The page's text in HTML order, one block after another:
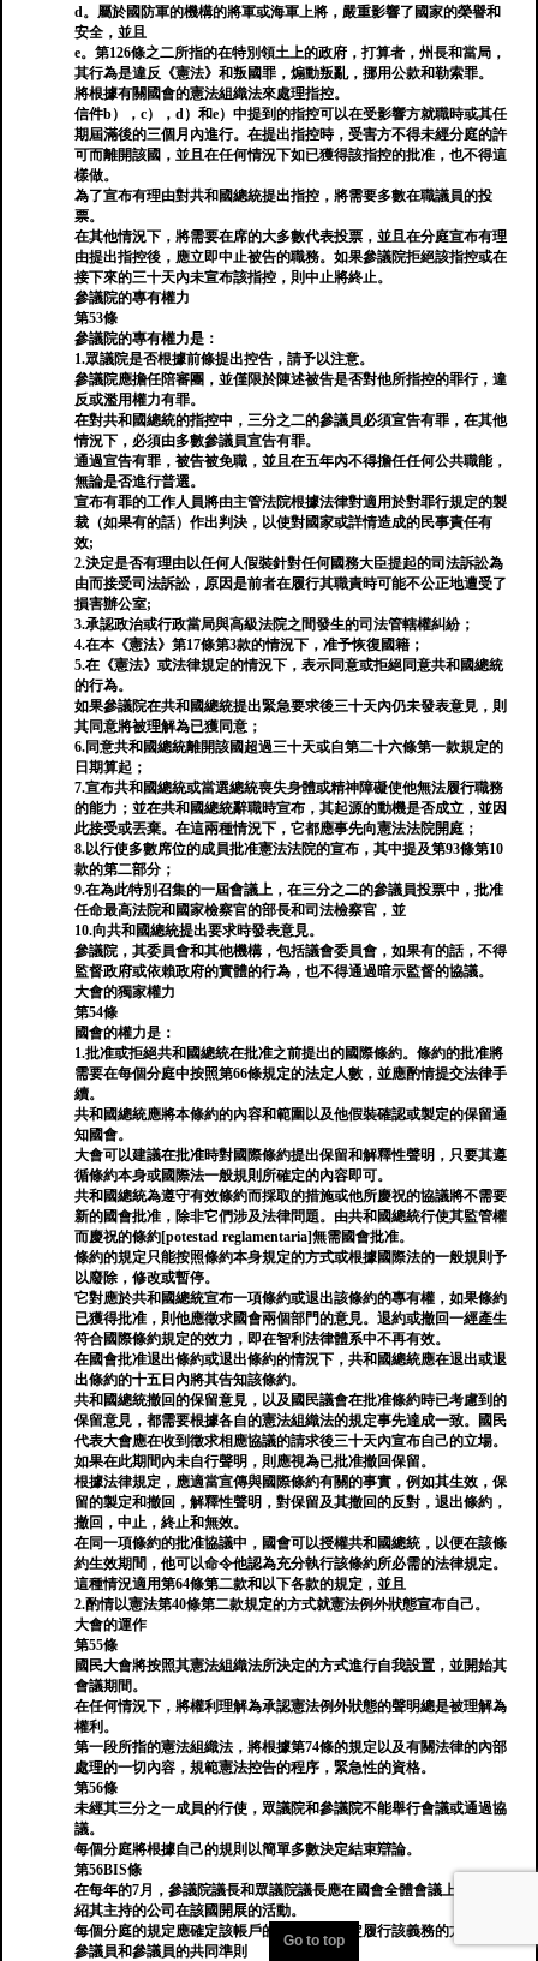
d。屬於國防軍的機構的將軍或海軍上將，嚴重影響了國家的榮譽和
安全，並且
e。第126條之二所指的在特別領土上的政府，打算者，州長和當局，
其行為是違反《憲法》和叛國罪，煽動叛亂，挪用公款和勒索罪。
將根據有關國會的憲法組織法來處理指控。
信件b），c），d）和e）中提到的指控可以在受影響方就職時或其任
期屆滿後的三個月內進行。在提出指控時，受害方不得未經分庭的許
可而離開該國，並且在任何情況下如已獲得該指控的批准，也不得這
樣做。
為了宣布有理由對共和國總統提出指控，將需要多數在職議員的投
票。
在其他情況下，將需要在席的大多數代表投票，並且在分庭宣布有理
由提出指控後，應立即中止被告的職務。如果參議院拒絕該指控或在
接下來的三十天內未宣布該指控，則中止將終止。
參議院的專有權力
第53條
參議院的專有權力是：
1.眾議院是否根據前條提出控告，請予以注意。
參議院應擔任陪審團，並僅限於陳述被告是否對他所指控的罪行，違
反或濫用權力有罪。
在對共和國總統的指控中，三分之二的參議員必須宣告有罪，在其他
情況下，必須由多數參議員宣告有罪。
通過宣告有罪，被告被免職，並且在五年內不得擔任任何公共職能，
無論是否進行普選。
宣布有罪的工作人員將由主管法院根據法律對適用於對罪行規定的製
裁（如果有的話）作出判決，以使對國家或詳情造成的民事責任有
效;
2.決定是否有理由以任何人假裝針對任何國務大臣提起的司法訴訟為
由而接受司法訴訟，原因是前者在履行其職責時可能不公正地遭受了
損害辦公室;
3.承認政治或行政當局與高級法院之間發生的司法管轄權糾紛；
4.在本《憲法》第17條第3款的情況下，准予恢復國籍；
5.在《憲法》或法律規定的情況下，表示同意或拒絕同意共和國總統
的行為。
如果參議院在共和國總統提出緊急要求後三十天內仍未發表意見，則
其同意將被理解為已獲同意；
6.同意共和國總統離開該國超過三十天或自第二十六條第一款規定的
日期算起；
7.宣布共和國總統或當選總統喪失身體或精神障礙使他無法履行職務
的能力；並在共和國總統辭職時宣布，其起源的動機是否成立，並因
此接受或丟棄。在這兩種情況下，它都應事先向憲法法院開庭；
8.以行使多數席位的成員批准憲法法院的宣布，其中提及第93條第10
款的第二部分；
9.在為此特別召集的一屆會議上，在三分之二的參議員投票中，批准
任命最高法院和國家檢察官的部長和司法檢察官，並
10.向共和國總統提出要求時發表意見。
參議院，其委員會和其他機構，包括議會委員會，如果有的話，不得
監督政府或依賴政府的實體的行為，也不得通過暗示監督的協議。
大會的獨家權力
第54條
國會的權力是：
1.批准或拒絕共和國總統在批准之前提出的國際條約。條約的批准將
需要在每個分庭中按照第66條規定的法定人數，並應酌情提交法律手
續。
共和國總統應將本條約的內容和範圍以及他假裝確認或製定的保留通
知國會。
大會可以建議在批准時對國際條約提出保留和解釋性聲明，只要其遵
循條約本身或國際法一般規則所確定的內容即可。
共和國總統為遵守有效條約而採取的措施或他所慶祝的協議將不需要
新的國會批准，除非它們涉及法律問題。由共和國總統行使其監管權
而慶祝的條約[potestad reglamentaria]無需國會批准。
條約的規定只能按照條約本身規定的方式或根據國際法的一般規則予
以廢除，修改或暫停。
它對應於共和國總統宣布一項條約或退出該條約的專有權，如果條約
已獲得批准，則他應徵求國會兩個部門的意見。退約或撤回一經產生
符合國際條約規定的效力，即在智利法律體系中不再有效。
在國會批准退出條約或退出條約的情況下，共和國總統應在退出或退
出條約的十五日內將其告知該條約。
共和國總統撤回的保留意見，以及國民議會在批准條約時已考慮到的
保留意見，都需要根據各自的憲法組織法的規定事先達成一致。國民
代表大會應在收到徵求相應協議的請求後三十天內宣布自己的立場。
如果在此期間內未自行聲明，則應視為已批准撤回保留。
根據法律規定，應適當宣傳與國際條約有關的事實，例如其生效，保
留的製定和撤回，解釋性聲明，對保留及其撤回的反對，退出條約，
撤回，中止，終止和無效。
在同一項條約的批准協議中，國會可以授權共和國總統，以便在該條
約生效期間，他可以命令他認為充分執行該條約所必需的法律規定。
這種情況適用第64條第二款和以下各款的規定，並且
2.酌情以憲法第40條第二款規定的方式就憲法例外狀態宣布自己。
大會的運作
第55條
國民大會將按照其憲法組織法所決定的方式進行自我設置，並開始其
會議期間。
在任何情況下，將權利理解為承認憲法例外狀態的聲明總是被理解為
權利。
第一段所指的憲法組織法，將根據第74條的規定以及有關法律的內部
處理的一切內容，規範憲法控告的程序，緊急性的資格。
第56條
未經其三分之一成員的行使，眾議院和參議院不能舉行會議或通過協
議。
每個分庭將根據自己的規則以簡單多數決定結束辯論。
第56BIS條
在每年的7月，參議院議長和眾議院議長應在國會全體會議上公開介
紹其主持的公司在該國開展的活動。
每個分庭的規定應確定該帳戶的內容，並規定履行該義務的方式。
參議員和參議員的共同準則
Go to top